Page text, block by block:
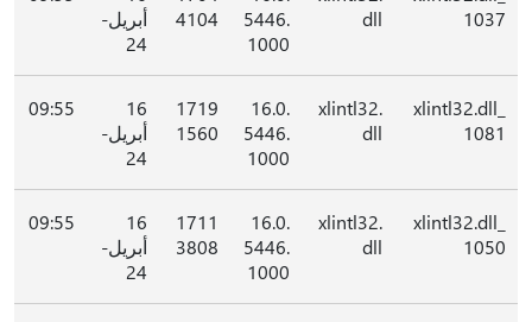
1037
dll
5446.
1000
4104
أبريل-
24
xlintl32.dll_
1081
xlintl32.
dll
16.0.
5446.
1000
1719
1560
16
أبريل-
24
09:55
xlintl32.dll_
1050
xlintl32.
dll
16.0.
5446.
1000
1711
3808
16
أبريل-
24
09:55